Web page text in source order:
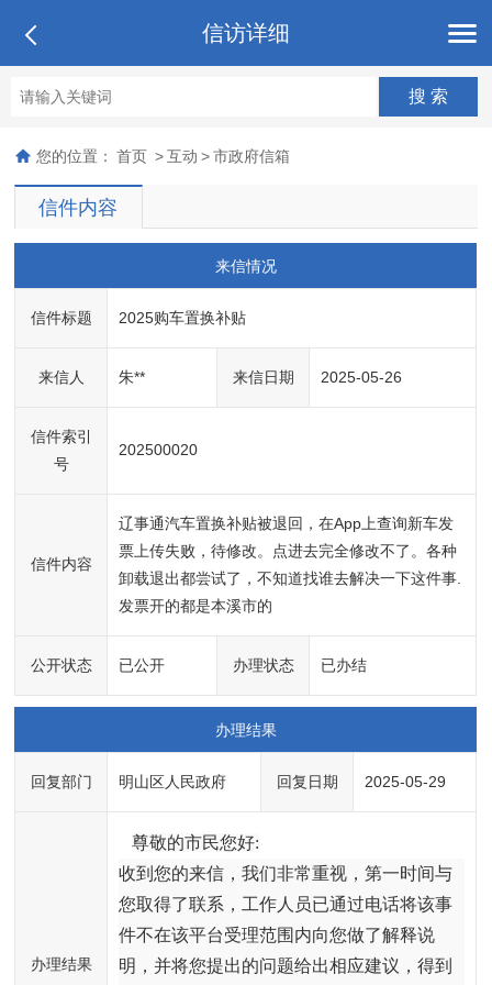
信访详细
您的位置： 首页 > 互动 > 市政府信箱
信件内容
来信情况
信件标题 2025购车置换补贴
来信人 朱** 来信日期 2025-05-26
信件索引
号
202500020
信件内容
辽事通汽车置换补贴被退回，在App上查询新车发
票上传失败，待修改。点进去完全修改不了。各种
卸载退出都尝试了，不知道找谁去解决一下这件事.
发票开的都是本溪市的
公开状态 已公开 办理状态 已办结
办理结果
回复部门 明山区人民政府 回复日期 2025-05-29
办理结果
尊敬的市民您好:
收到您的来信，我们非常重视，第一时间与
您取得了联系，工作人员已通过电话将该事
件不在该平台受理范围内向您做了解释说
明，并将您提出的问题给出相应建议，得到